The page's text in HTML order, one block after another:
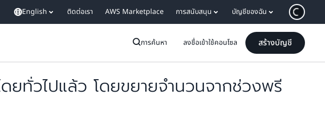
English ติดต่อเรา AWS Marketplace การสนับสนุน บัญชีของฉัน
การค้นหา ลงชื่อเข้าใช้คอนโซล สร้างบัญชี
ยทั่วไปแล้ว โดยขยายจำนวนจากช่วงพรี